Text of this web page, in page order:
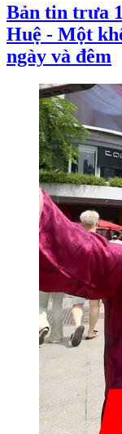
Bản tin trưa
Huệ - Một
ngày và đêm